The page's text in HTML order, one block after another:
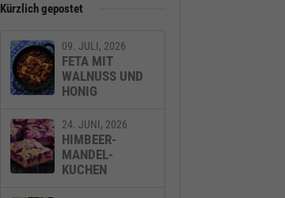
Kürzlich gepostet
09. JULI, 2026
FETA MIT
WALNUSS UND
HONIG
24. JUNI, 2026
HIMBEER-
MANDEL-
KUCHEN